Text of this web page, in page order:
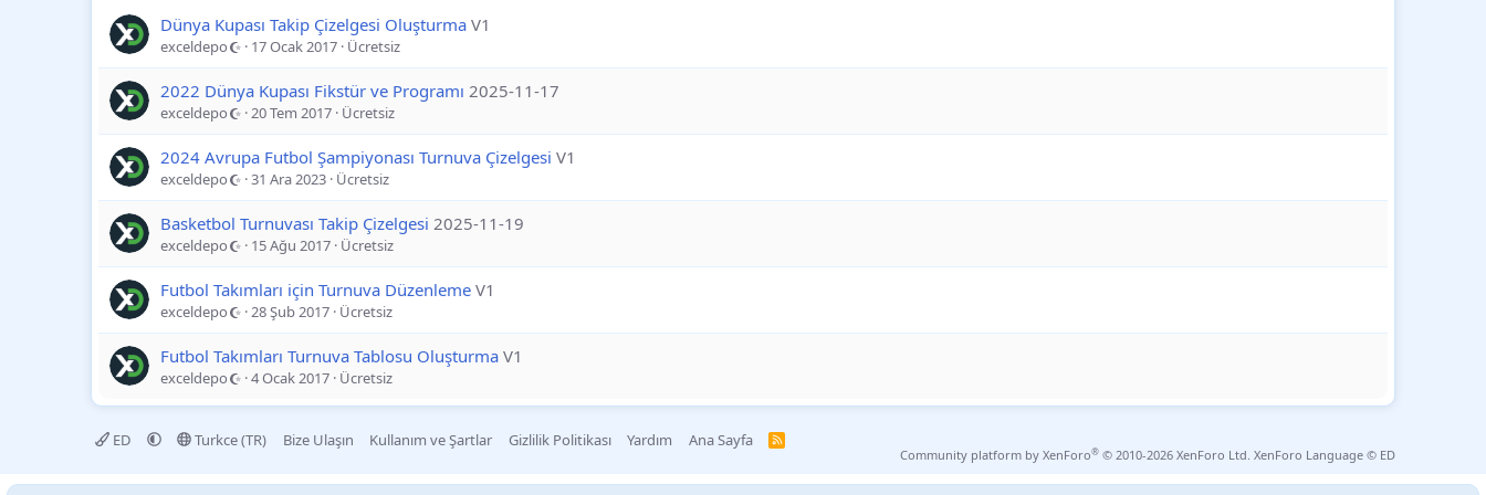
Dünya Kupası Takip Çizelgesi Oluşturma V1
exceldepo 17 Ocak 2017 Ücretsiz
2022 Dünya Kupası Fikstür ve Programı 2025-11-17
exceldepo 20 Tem 2017 Ücretsiz
2024 Avrupa Futbol Şampiyonası Turnuva Çizelgesi V1
exceldepo 31 Ara 2023 Ücretsiz
Basketbol Turnuvası Takip Çizelgesi 2025-11-19
exceldepo 15 Ağu 2017 Ücretsiz
Futbol Takımları için Turnuva Düzenleme V1
exceldepo 28 Şub 2017 Ücretsiz
Futbol Takımları Turnuva Tablosu Oluşturma V1
exceldepo 4 Ocak 2017 Ücretsiz
ED Turkce (TR) Bize Ulaşın Kullanım ve Şartlar Gizlilik Politikası Yardım Ana Sayfa
R
S
Community platform by XenForo® © 2010-2026 XenForo Ltd. XenForo Language © ED